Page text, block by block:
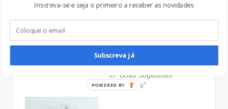
Boas notícias
In "Boas Notícias"
Este fim de semana
vamos…
Junho 28, 2019
In "Boas Sugestões
Aprovadas"
Inscreva-se e seja o primeiro a receber as novidades
Subscreva já